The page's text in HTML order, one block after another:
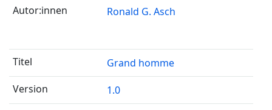
Ronald G. Asch
Grand homme
1.0